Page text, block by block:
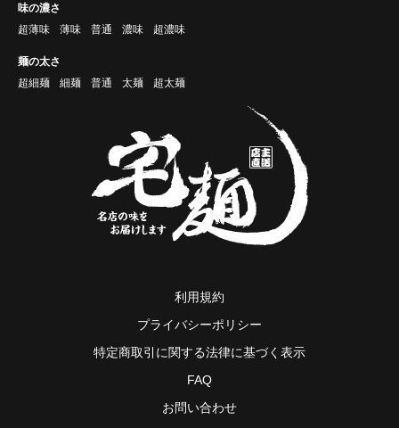
味の濃さ
超薄味
薄味 普通 濃味 超濃味
麺の太さ
超細麺
細麺 普通 太麺 超太麺
利用規約
プライバシーポリシー
特定商取引に関する法律に基づく表示
FAQ
お問い合わせ